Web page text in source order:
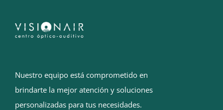
Nuestro equipo está comprometido en
brindarte la mejor atención y soluciones
personalizadas para tus necesidades.